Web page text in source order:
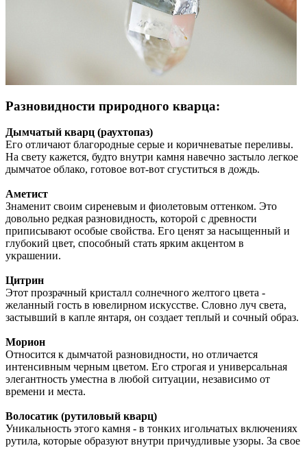
Разновидности природного кварца:
Дымчатый кварц (раухтопаз)
Его отличают благородные серые и коричневатые переливы.
На свету кажется, будто внутри камня навечно застыло легкое
дымчатое облако, готовое вот-вот сгуститься в дождь.
Аметист
Знаменит своим сиреневым и фиолетовым оттенком. Это
довольно редкая разновидность, которой с древности
приписывают особые свойства. Его ценят за насыщенный и
глубокий цвет, способный стать ярким акцентом в
украшении.
Цитрин
Этот прозрачный кристалл солнечного желтого цвета -
желанный гость в ювелирном искусстве. Словно луч света,
застывший в капле янтаря, он создает теплый и сочный образ.
Морион
Относится к дымчатой разновидности, но отличается
интенсивным черным цветом. Его строгая и универсальная
элегантность уместна в любой ситуации, независимо от
времени и места.
Волосатик (рутиловый кварц)
Уникальность этого камня - в тонких игольчатых включениях
рутила, которые образуют внутри причудливые узоры. За свое